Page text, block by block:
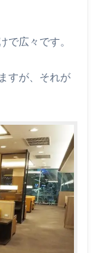
で広々です。
すが、それが